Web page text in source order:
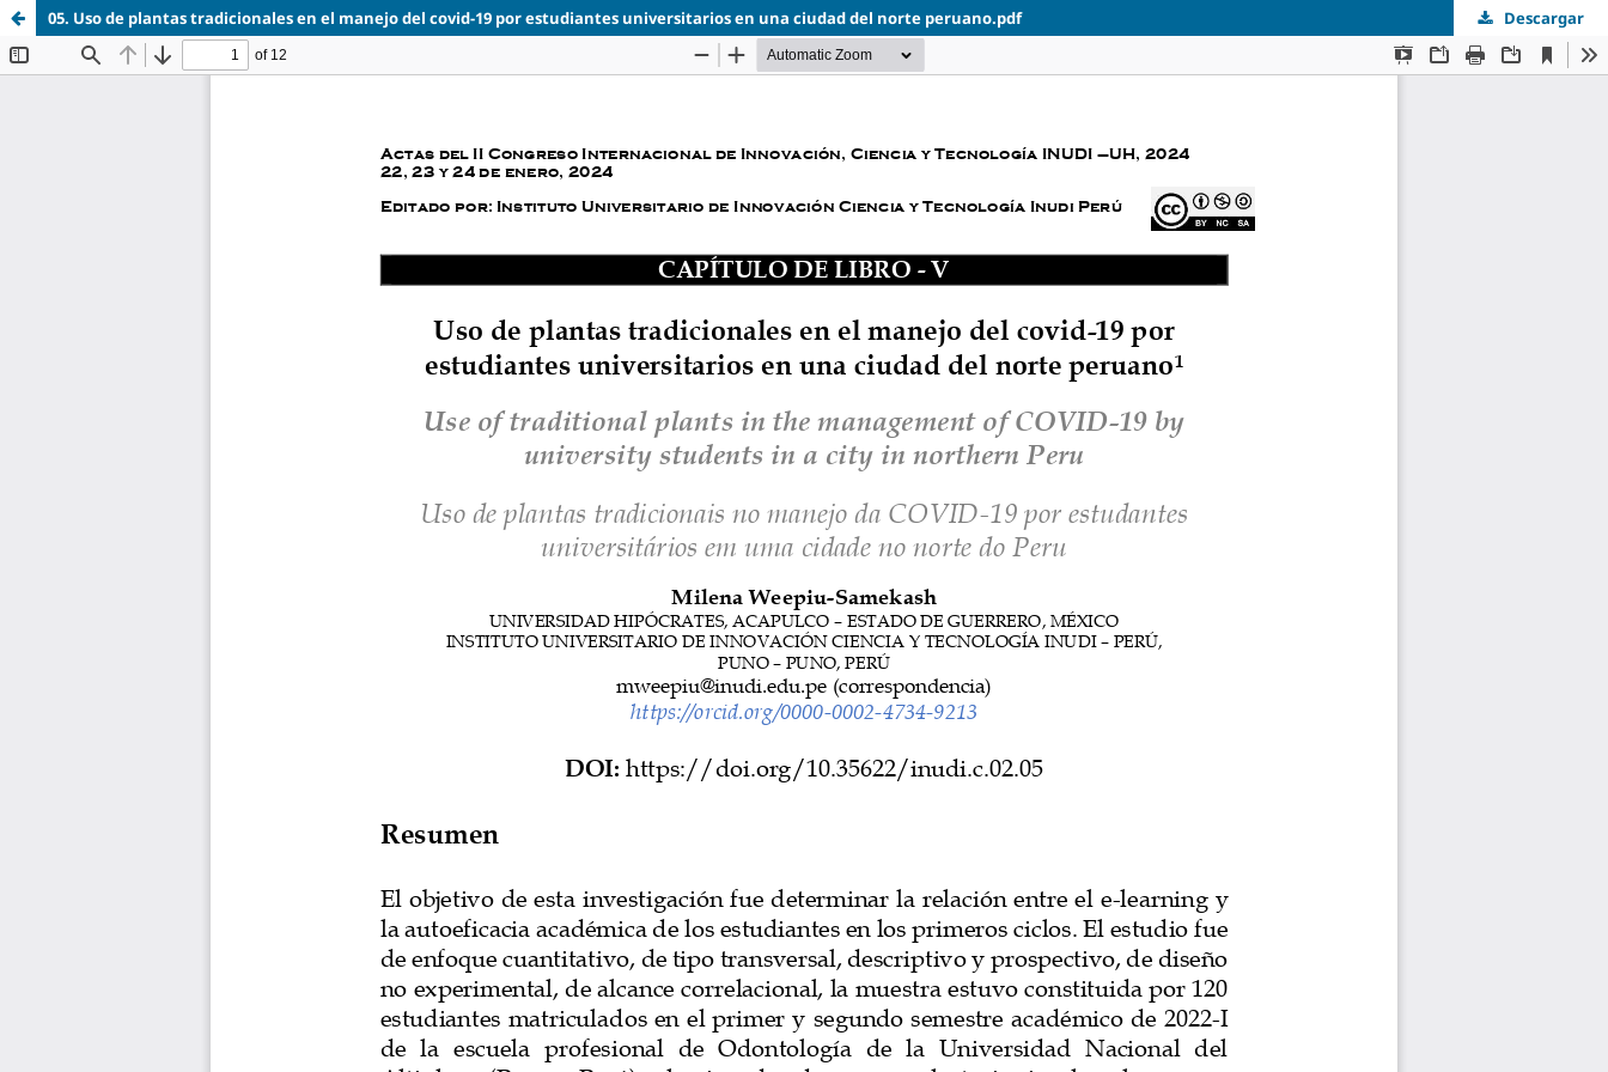
05. Uso de plantas tradicionales en el manejo del covid-19 por estudiantes universitarios en una ciudad del norte peruano.pdf Descargar